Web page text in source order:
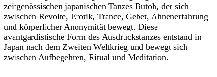
zeitgenössischen japanischen Tanzes Butoh, der sich
zwischen Revolte, Erotik, Trance, Gebet, Ahnenerfahrung
und körperlicher Anonymität bewegt. Diese
avantgardistische Form des Ausdruckstanzes entstand in
Japan nach dem Zweiten Weltkrieg und bewegt sich
zwischen Aufbegehren, Ritual und Meditation.